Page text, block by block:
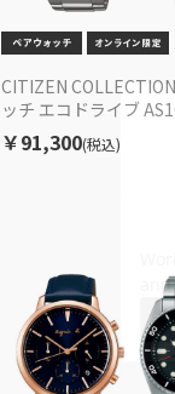
CITIZEN
ッチ エコドライブ
54L/ES0002-57A 電波
EC限定セット
￥91,300(税込)